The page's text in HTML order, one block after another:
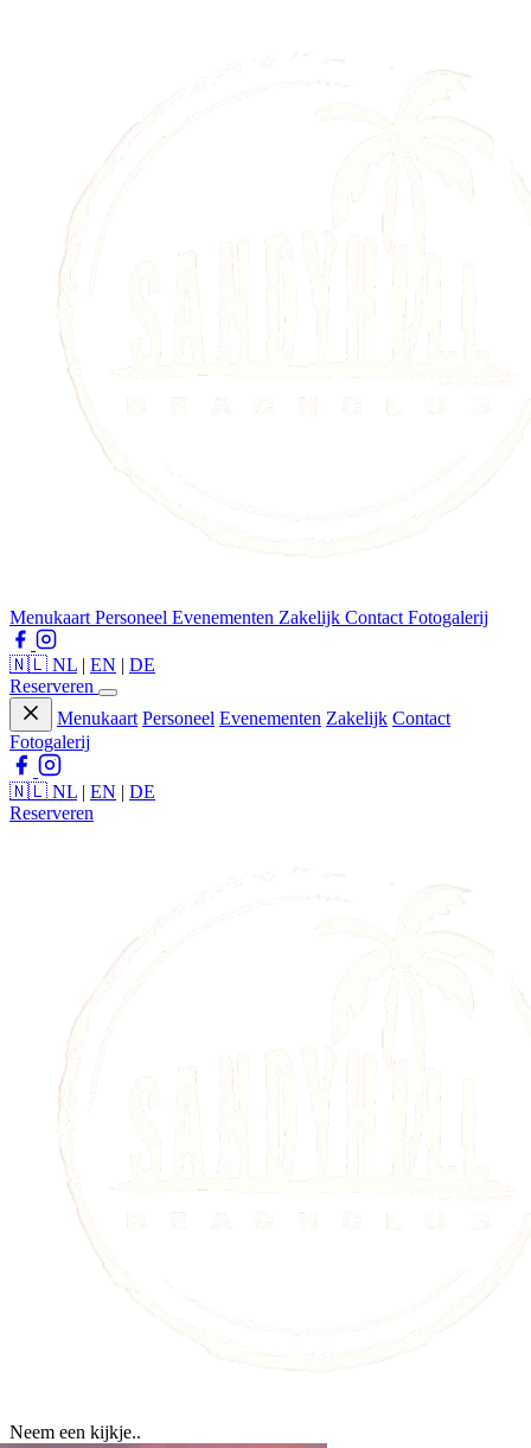
Menukaart Personeel Evenementen Zakelijk Contact Fotogalerij
🇳🇱 NL | EN | DE
Reserveren
Menukaart Personeel Evenementen Zakelijk Contact
Fotogalerij
🇳🇱 NL | EN | DE
Reserveren
Neem een kijkje..